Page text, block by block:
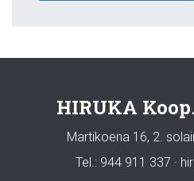
HIRUKA
Martikoena 16, 2.
Tel.: 944 911 337 ·